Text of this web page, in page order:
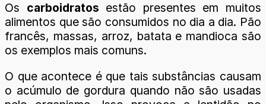
Os carboidratos estão presentes em muitos
alimentos que são consumidos no dia a dia. Pão
francês, massas, arroz, batata e mandioca são
os exemplos mais comuns.
O que acontece é que tais substâncias causam
o acúmulo de gordura quando não são usadas